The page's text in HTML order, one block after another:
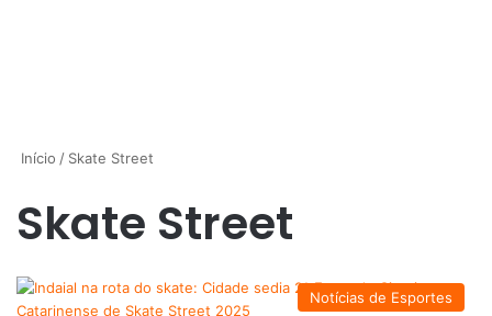
Início / Skate Street
Skate Street
Notícias de Esportes